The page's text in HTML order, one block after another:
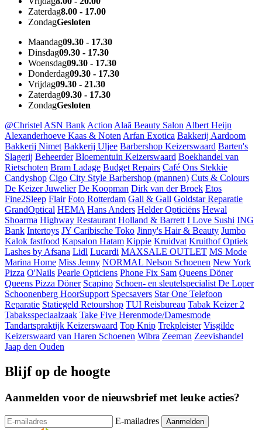
Zaterdag8.00 - 17.00
ZondagGesloten
Maandag09.30 - 17.30
Dinsdag09.30 - 17.30
Woensdag09.30 - 17.30
Donderdag09.30 - 17.30
Vrijdag09.30 - 21.30
Zaterdag09.30 - 17.30
ZondagGesloten
@Christel ASN Bank Action Alaã Beauty Salon Albert Heijn
Alexanderhoeve Kaas & Noten Arfan Exotica Bakkerij Aardoom
Bakkerij Nimet Bakkerij Uljee Barbershop Keizerswaard Barten's
Slagerij Beheerder Bloementuin Keizerswaard Boekhandel van
Rietschoten Bram Ladage Budget Repairs Café Ons Stekkie
Candyshop Cigo City Style Barbershop (mannen) Cuts & Colours
De Keizer Juwelier De Koopman Dirk van der Broek Etos
Fine2Sleep Flair Foto Rotterdam Gall & Gall Goldstar Reparatie
GrandOptical HEMA Hans Anders Helder Opticiëns Hewal
Shoarma Highway Restaurant Holland & Barrett I Love Sushi ING
Bank Intertoys JY Caribische Toko Jinny's Hair & Beauty Jumbo
Kalok fastfood Kapsalon Hatam Kippie Kruidvat Kruithof Optiek
Lashes by Afsana Lidl Lucardi MAXSALE OUTLET MS Mode
Marina Home Miss Jenny NORMAL Nelson Schoenen New York
Pizza O'Nails Pearle Opticiens Phone Fix Sam Queens Döner
Queens Pizza Döner Scapino Schoen- en sleutelspecialist De Loper
Schoonenberg HoorSupport Specsavers Star One Telefoon
Reparatie Statiegeld Retourshop TUI Reisbureau Tabak Keizer 2
Tabaksspeciaalzaak Take Five Herenmode/Damesmode
Tandartspraktijk Keizerswaard Top Knip Trekpleister Visgilde
Keizerswaard van Haren Schoenen Wibra Zeeman Zeevishandel
Jaap den Ouden
Blijf op de hoogte
Aanmelden voor de nieuwsbrief met leuke acties?
E-mailadres